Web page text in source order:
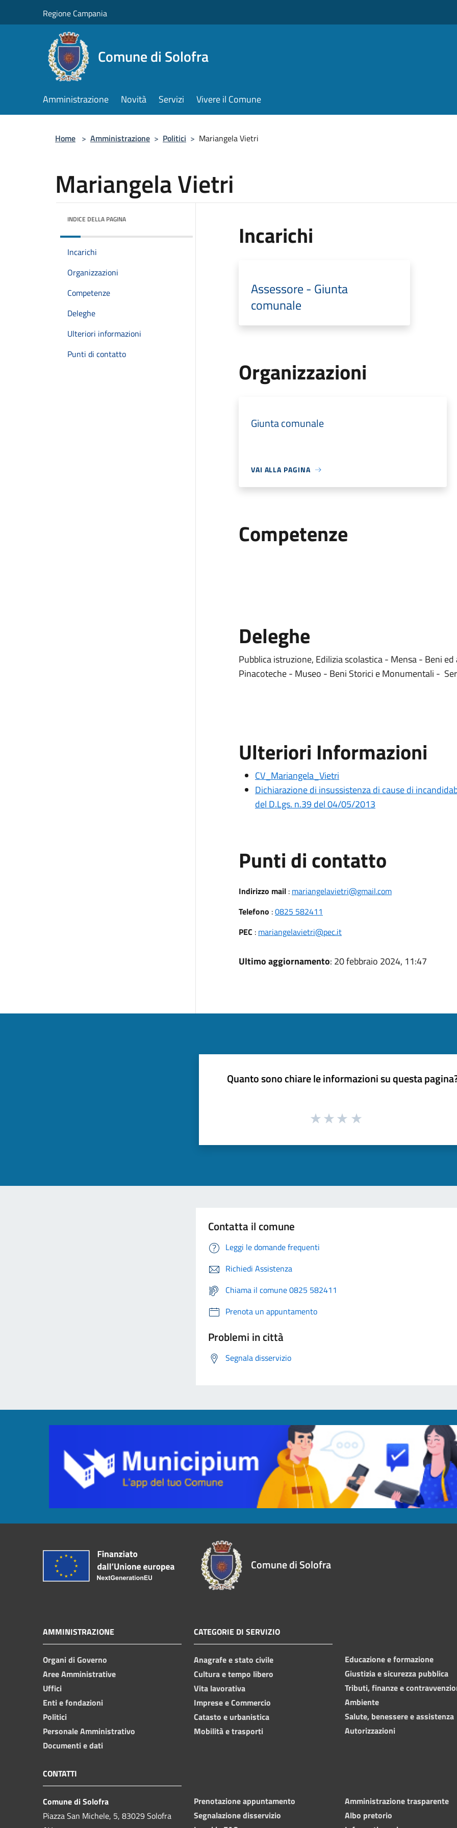
Regione Campania
Comune di Solofra
Amministrazione Novità Servizi Vivere il Comune
Home > Amministrazione > Politici > Mariangela Vietri
Mariangela Vietri
INDICE DELLA PAGINA
Incarichi
Organizzazioni
Competenze
Deleghe
Ulteriori informazioni
Punti di contatto
Incarichi
Assessore - Giunta
comunale
Organizzazioni
Giunta comunale
VAI ALLA PAGINA
Competenze
Deleghe
Pubblica istruzione, Edilizia scolastica - Mensa - Beni
Pinacoteche - Museo - Beni Storici e Monumentali -
Ulteriori Informazioni
CV_Mariangela_Vietri
Dichiarazione di insussistenza di cause di
del D.Lgs. n.39 del 04/05/2013
Punti di contatto
Indirizzo mail: mariangelavietri@gmail.com
Telefono :0825 582411
PEC : mariangelavietri@pec.it
Ultimo aggiornamento: 20 febbraio 2024, 11:47
Quanto sono chiare le informazioni su questa
Contatta il comune
Leggi le domande frequenti
Richiedi Assistenza
Chiama il comune 0825 582411
Prenota un appuntamento
Problemi in città
Segnala disservizio
Comune di Solofra
AMMINISTRAZIONE
Organi di Governo
Aree Amministrative
Uffici
Enti e fondazioni
Politici
Personale Amministrativo
Documenti e dati
CATEGORIE DI SERVIZIO
Anagrafe e stato civile
Cultura e tempo libero
Vita lavorativa
Imprese e Commercio
Catasto e urbanistica
Mobilità e trasporti
Educazione e formazione
Giustizia e sicurezza pubblica
Tributi, finanze e
Ambiente
Salute, benessere e assistenza
Autorizzazioni
CONTATTI
Comune di Solofra
Piazza San Michele, 5, 83029 Solofra
Prenotazione appuntamento
Segnalazione disservizio
Amministrazione trasparente
Albo pretorio